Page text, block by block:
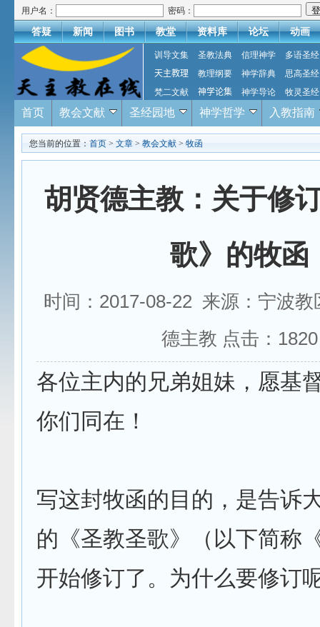
用户名： 密码：
答疑 新闻 图书 教堂 资料库 论坛 动画
训导文集 圣教法典 信理神学
多语圣经
天主教理
教理纲要 神学辞典
思高圣经
梵二文献
神学论集 神学导论 牧灵圣经
首页 教会文献 圣经园地 神学哲学 入教指南
您当前的位置： 首页 > 文章 > 教会文献 > 牧函
胡贤德主教：关于修
歌》的牧函
时间：2017-08-22 来源：宁波
德主教 点击： 1820
各位主内的兄弟姐妹，愿基
你们同在！
写这封牧函的目的，是告诉
的《圣教圣歌》（以下简称
开始修订了。为什么要修订